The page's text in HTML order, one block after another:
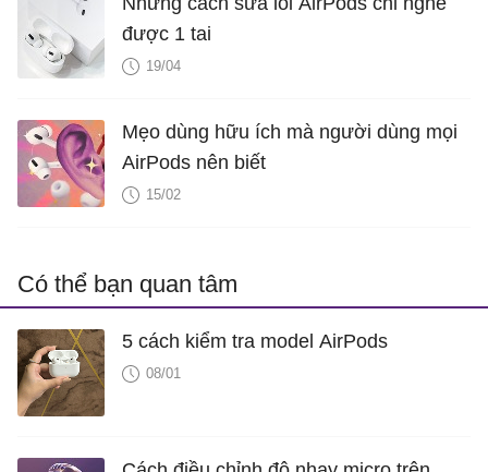
được 1 tai
19/04
Mẹo dùng hữu ích mà người dùng mọi
AirPods nên biết
15/02
Có thể bạn quan tâm
5 cách kiểm tra model AirPods
08/01